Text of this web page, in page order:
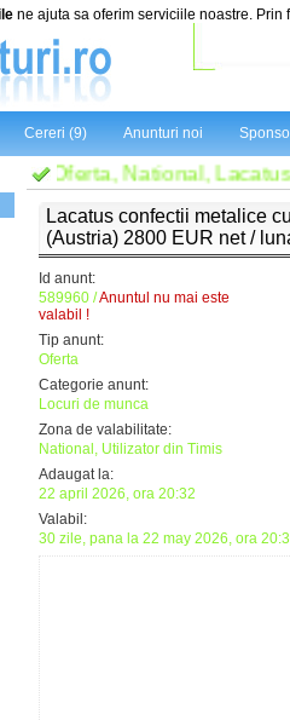
ne ajuta sa oferim serviciile noastre.
Cereri (9) Anunturi noi
Oferta, National, Lacatus
Lacatus confectii metalice
(Austria) 2800 EUR net /
Id anunt:
589960 /Anuntul nu mai este
valabil !
Tip anunt:
Oferta
Categorie anunt:
Locuri de munca
Zona de valabilitate:
National, Utilizator din Timis
Adaugat la:
22 april 2026, ora 20:32
Valabil:
30 zile, pana la 22 may 2026, ora